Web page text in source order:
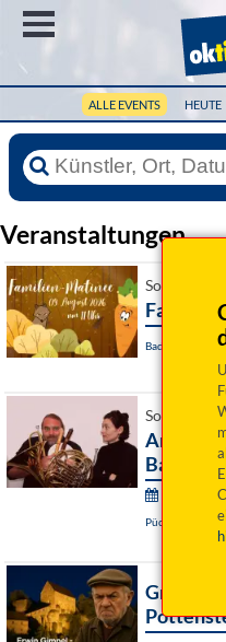
ALLE EVENTS HEUTE
Veranstaltungen
So 09.
Bad Rodach /
So 09.
Andreas
Barbara
Wurzer
Püchersreuth /
Grumpy